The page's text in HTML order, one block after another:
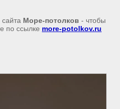
Море-потолков - чтобы
по ссылке more-potolkov.ru